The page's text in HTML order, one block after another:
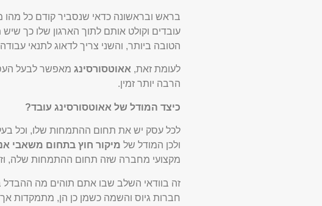
בראש ובראשונה כדאי שנסביר קודם כל מהו
עובדים וקולט אותם לתוך הארגון שלו כך
הטובה ביותר, והשני צריך לדאוג לתנאי
לעומת זאת, אאוטסורסינג מאפשר לבעל
הרבה יותר זמין.
כיצד המודל של אאוטסורסינג עובד?
לכל עסק יש את תחום ההתמחות שלו, וכל
ולכן המודל של מיקור חוץ בתחום משאבי
מקצועי מחברה שזה תחום ההתמחות שלה,
זה בוודאי השלב שבו אתם תוהים מה ההבדל
חברות גיוס והשמה כשמן כן הן, מתמקדות